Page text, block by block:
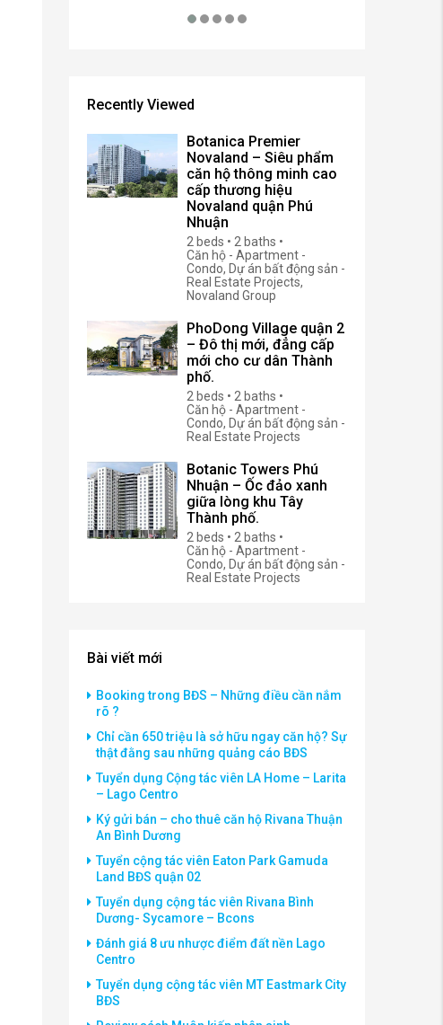
Recently Viewed
Botanica Premier
Novaland – Siêu phẩm
căn hộ thông minh cao
cấp thương hiệu
Novaland quận Phú
Nhuận
2 beds • 2 baths •
Căn hộ - Apartment -
Condo, Dự án bất động sản -
Real Estate Projects,
Novaland Group
PhoDong Village quận 2
– Đô thị mới, đẳng cấp
mới cho cư dân Thành
phố.
2 beds • 2 baths •
Căn hộ - Apartment -
Condo, Dự án bất động sản -
Real Estate Projects
Botanic Towers Phú
Nhuận – Ốc đảo xanh
giữa lòng khu Tây
Thành phố.
2 beds • 2 baths •
Căn hộ - Apartment -
Condo, Dự án bất động sản -
Real Estate Projects
Bài viết mới
Booking trong BĐS – Những điều cần nắm
rõ ?
Chỉ cần 650 triệu là sở hữu ngay căn hộ? Sự
thật đằng sau những quảng cáo BĐS
Tuyển dụng Cộng tác viên LA Home – Larita
– Lago Centro
Ký gửi bán – cho thuê căn hộ Rivana Thuận
An Bình Dương
Tuyển cộng tác viên Eaton Park Gamuda
Land BĐS quận 02
Tuyển dụng cộng tác viên Rivana Bình
Dương- Sycamore – Bcons
Đánh giá 8 ưu nhược điểm đất nền Lago
Centro
Tuyển dụng cộng tác viên MT Eastmark City
BĐS